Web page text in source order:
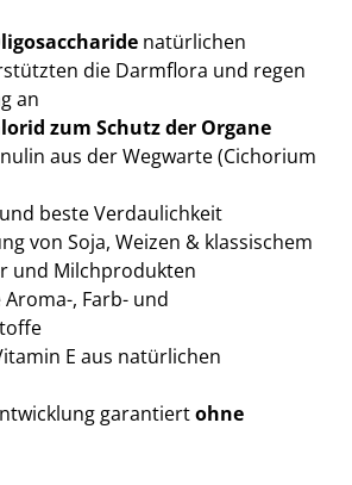
natürlichen
die Darmflora und regen
an
zum Schutz der Organe
aus der Wegwarte (Cichorium
beste Verdaulichkeit
von Soja, Weizen & klassischem
und Milchprodukten
, Farb- und
E aus natürlichen
garantiertohne